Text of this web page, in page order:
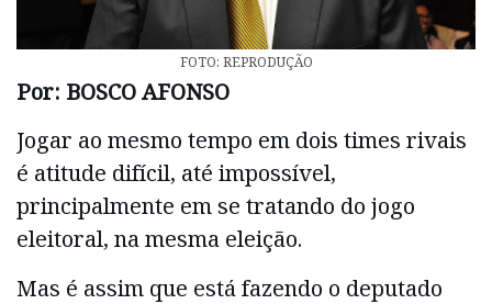
FOTO: REPRODUÇÃO
Por: BOSCO AFONSO
Jogar ao mesmo tempo em dois times rivais
é atitude difícil, até impossível,
principalmente em se tratando do jogo
eleitoral, na mesma eleição.
Mas é assim que está fazendo o deputado